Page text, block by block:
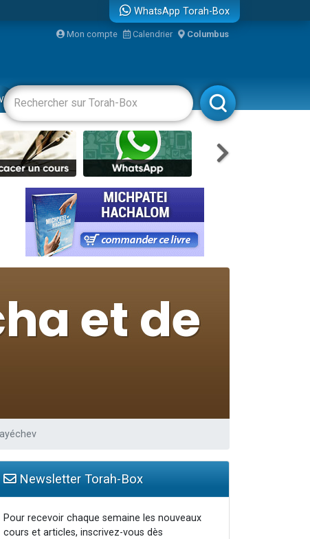
le temps
maman
WhatsApp Torah-Box
Mon compte Calendrier Columbus
Livres Rabbanim
Newsletter Torah-Box
Pour recevoir chaque semaine les nouveaux
cours et articles, inscrivez-vous dès